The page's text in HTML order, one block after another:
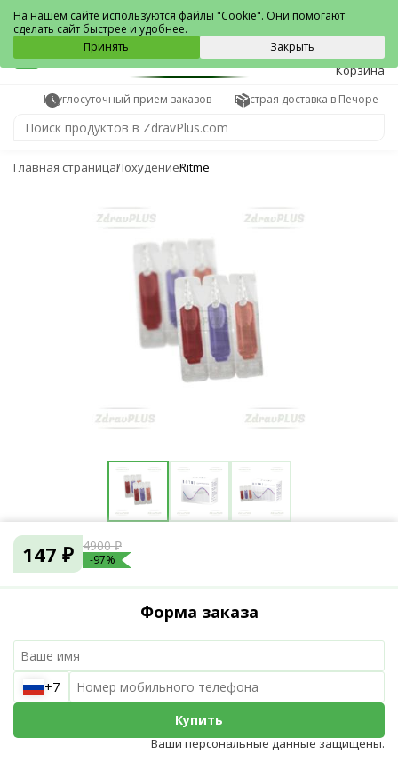
Печора
0
Корзина
Круглосуточный прием заказов Быстрая доставка в Печоре
Главная страницаПохудениеRitme
147 ₽ 4900 ₽
-97%
Форма заказа
+7
Купить
Ваши персональные данные защищены.
На нашем сайте используются файлы "Cookie". Они помогают
сделать сайт быстрее и удобнее.
Принять
Закрыть